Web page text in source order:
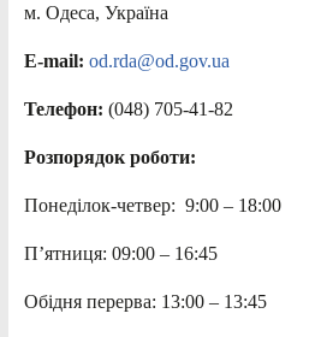
м. Одеса, Україна
E-mail: od.rda@od.gov.ua
Телефон: (048) 705-41-82
Розпорядок роботи:
Понеділок-четвер: 9:00 – 18:00
П’ятниця: 09:00 – 16:45
Обідня перерва: 13:00 – 13:45